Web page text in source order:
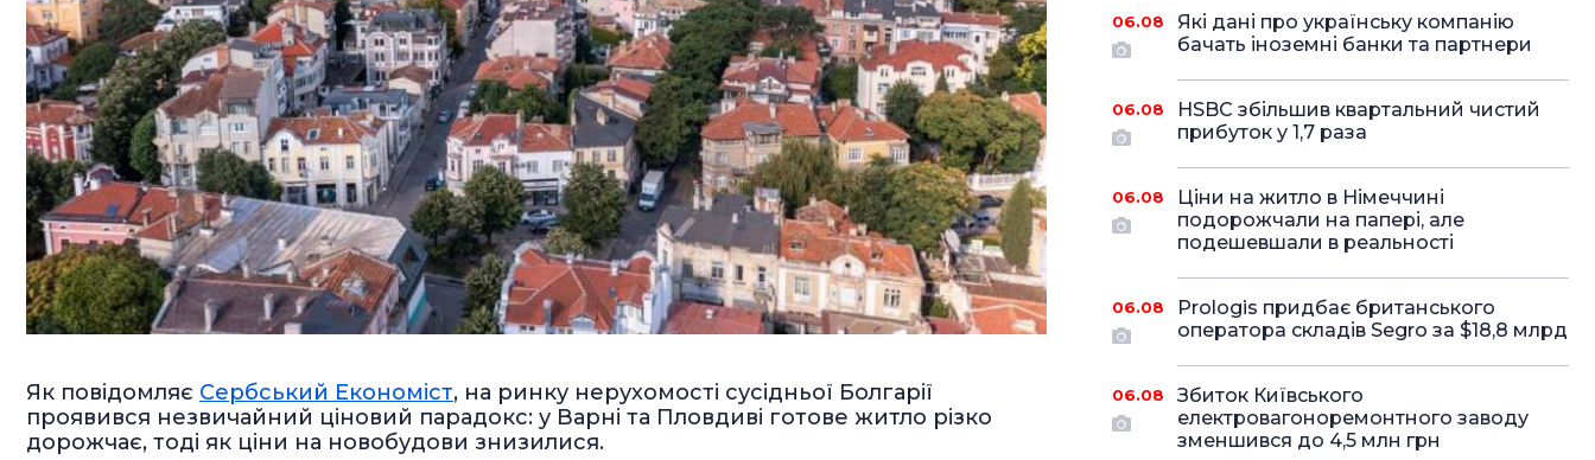
Як повідомляє Сербський Економіст, на ринку нерухомості сусідньої Болгарії
проявився незвичайний ціновий парадокс: у Варні та Пловдиві готове житло різко
дорожчає, тоді як ціни на новобудови знизилися.
06.08
Які дані про українську компанію
бачать іноземні банки та партнери
06.08
HSBC збільшив квартальний чистий
прибуток у 1,7 раза
06.08
Ціни на житло в Німеччині
подорожчали на папері, але
подешевшали в реальності
06.08
Prologis придбає британського
оператора складів Segro за $18,8 млрд
06.08
Збиток Київського
електровагоноремонтного заводу
зменшився до 4,5 млн грн